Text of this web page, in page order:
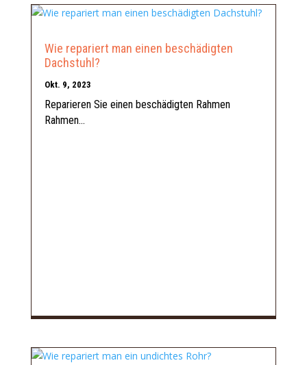
Wie repariert man einen beschädigten
Dachstuhl?
Okt. 9, 2023
Reparieren Sie einen beschädigten Rahmen
Rahmen...